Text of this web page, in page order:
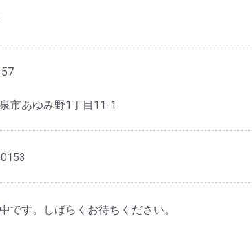
市あゆみ野1丁目11-1
です。しばらくお待ちください。